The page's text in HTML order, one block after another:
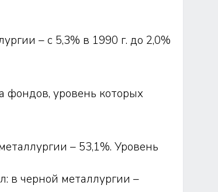
– с 5,3% в 1990 г. до 2,0%
фондов, уровень которых
– 53,1%. Уровень
в черной металлургии –